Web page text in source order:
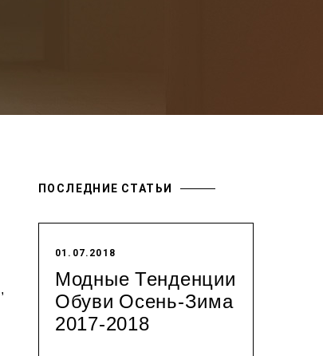
ПОСЛЕДНИЕ СТАТЬИ
01.07.2018
Модные Тенденции
Обуви Осень-Зима
2017-2018